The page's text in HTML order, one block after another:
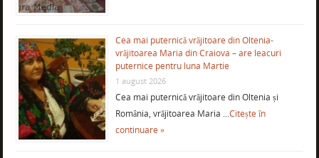
Cea mai puternică vrăjitoare din Oltenia-
vrăjitoarea Maria din Craiova – are leacuri
puternice pentru luna Martie
1 august 2026
Cea mai puternică vrăjitoare din Oltenia și
România, vrăjitoarea Maria …Citește în
continuare »